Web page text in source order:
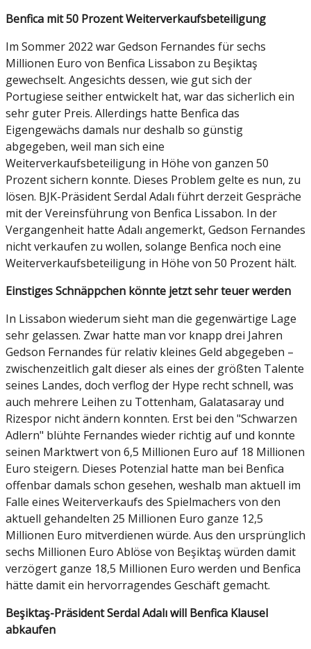
Benfica mit 50 Prozent Weiterverkaufsbeteiligung
Im Sommer 2022 war Gedson Fernandes für sechs
Millionen Euro von Benfica Lissabon zu Beşiktaş
gewechselt. Angesichts dessen, wie gut sich der
Portugiese seither entwickelt hat, war das sicherlich ein
sehr guter Preis. Allerdings hatte Benfica das
Eigengewächs damals nur deshalb so günstig
abgegeben, weil man sich eine
Weiterverkaufsbeteiligung in Höhe von ganzen 50
Prozent sichern konnte. Dieses Problem gelte es nun, zu
lösen. BJK-Präsident Serdal Adalı führt derzeit Gespräche
mit der Vereinsführung von Benfica Lissabon. In der
Vergangenheit hatte Adalı angemerkt, Gedson Fernandes
nicht verkaufen zu wollen, solange Benfica noch eine
Weiterverkaufsbeteiligung in Höhe von 50 Prozent hält.
Einstiges Schnäppchen könnte jetzt sehr teuer werden
In Lissabon wiederum sieht man die gegenwärtige Lage
sehr gelassen. Zwar hatte man vor knapp drei Jahren
Gedson Fernandes für relativ kleines Geld abgegeben –
zwischenzeitlich galt dieser als eines der größten Talente
seines Landes, doch verflog der Hype recht schnell, was
auch mehrere Leihen zu Tottenham, Galatasaray und
Rizespor nicht ändern konnten. Erst bei den "Schwarzen
Adlern" blühte Fernandes wieder richtig auf und konnte
seinen Marktwert von 6,5 Millionen Euro auf 18 Millionen
Euro steigern. Dieses Potenzial hatte man bei Benfica
offenbar damals schon gesehen, weshalb man aktuell im
Falle eines Weiterverkaufs des Spielmachers von den
aktuell gehandelten 25 Millionen Euro ganze 12,5
Millionen Euro mitverdienen würde. Aus den ursprünglich
sechs Millionen Euro Ablöse von Beşiktaş würden damit
verzögert ganze 18,5 Millionen Euro werden und Benfica
hätte damit ein hervorragendes Geschäft gemacht.
Beşiktaş-Präsident Serdal Adalı will Benfica Klausel
abkaufen